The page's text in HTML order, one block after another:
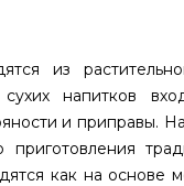
из
сухих напитков
и приправы.
как на основе